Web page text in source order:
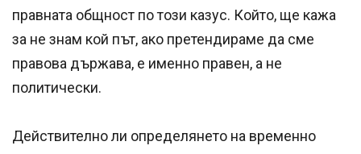
правната общност по този казус. Който, ще кажа
за не знам кой път, ако претендираме да сме
правова държава, е именно правен, а не
политически.
Действително ли определянето на временно